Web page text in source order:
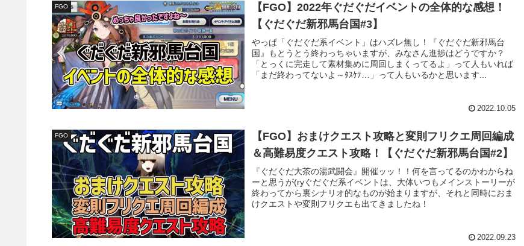
FGO
【FGO】2022年ぐだぐだイベントの全体的な感想！
【ぐだぐだ新邪馬台国#3】
やっぱ「ぐだぐだ系イベント」はハズレ無し！『ぐだぐだ新邪馬台
国』もとうとう終わっちゃいますが、みなさん進捗はどうですか？
「とっくに完走して素材集めに周回しまくってるよ」って人もいれば
「まだ終わってないよ～ﾀｽｹﾃ…」って人もいるかと思います...
2022.10.05
FGO
【FGO】おまけクエスト攻略と変則フリクエ周回編成
＆高難易度クエスト攻略！【ぐだぐだ新邪馬台国#2】
『ぐだぐだ大茶の湯武闘会』開催ッッ！！何を言ってるのかわからね
ーと思うが(ryぐだぐだ系イベントは、大体いつもメインストーリーが
終わってから裏シナリオ的なものが始まりますが、それと同時におま
けクエストや変則フリクエも出てきましたね！
2022.09.23